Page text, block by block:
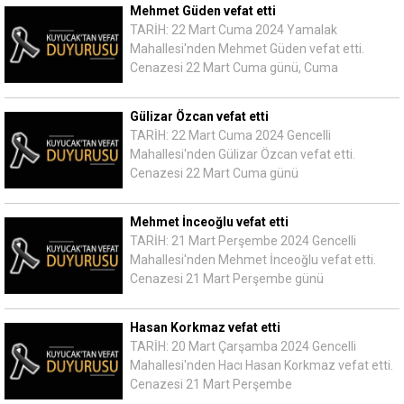
Mehmet Güden vefat etti
TARİH: 22 Mart Cuma 2024 Yamalak
Mahallesi'nden Mehmet Güden vefat etti.
Cenazesi 22 Mart Cuma günü, Cuma
Gülizar Özcan vefat etti
TARİH: 22 Mart Cuma 2024 Gencelli
Mahallesi'nden Gülizar Özcan vefat etti.
Cenazesi 22 Mart Cuma günü
Mehmet İnceoğlu vefat etti
TARİH: 21 Mart Perşembe 2024 Gencelli
Mahallesi'nden Mehmet İnceoğlu vefat etti.
Cenazesi 21 Mart Perşembe günü
Hasan Korkmaz vefat etti
TARİH: 20 Mart Çarşamba 2024 Gencelli
Mahallesi'nden Hacı Hasan Korkmaz vefat etti.
Cenazesi 21 Mart Perşembe